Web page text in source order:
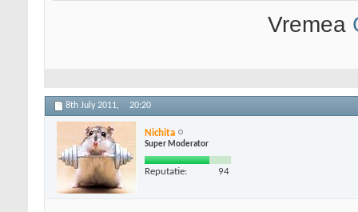
Vremea
8th July 2011, 20:20
Nichita
Super Moderator
Reputatie: 94